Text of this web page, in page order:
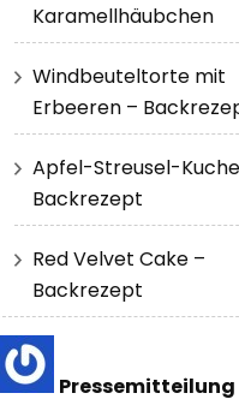
Karamellhäubchen
Windbeuteltorte mit
Erbeeren –
Apfel-Streusel-
Backrezept
Red Velvet Cake –
Backrezept
Pressemitteilung